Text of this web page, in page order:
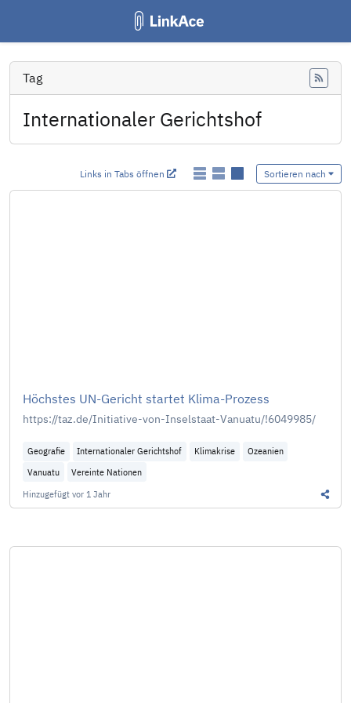
Tag
Internationaler Gerichtshof
Links in Tabs öffnen Sortieren nach
Höchstes UN-Gericht startet Klima-Prozess
https://taz.de/Initiative-von-Inselstaat-Vanuatu/!6049985/
Geografie Internationaler Gerichtshof Klimakrise
Ozeanien
Vanuatu
Vereinte Nationen
Hinzugefügt vor 1 Jahr